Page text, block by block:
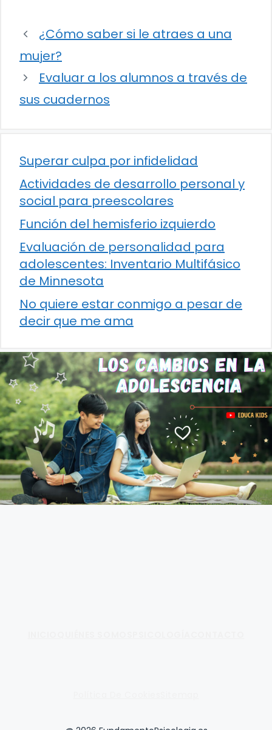
¿Cómo saber si le atraes a una
mujer?
Evaluar a los alumnos a través de
sus cuadernos
Superar culpa por infidelidad
Actividades de desarrollo personal y
social para preescolares
Función del hemisferio izquierdo
Evaluación de personalidad para
adolescentes: Inventario Multifásico
de Minnesota
No quiere estar conmigo a pesar de
decir que me ama